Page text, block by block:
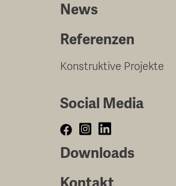
News
Referenzen
Konstruktive Projekte
Social Media
Downloads